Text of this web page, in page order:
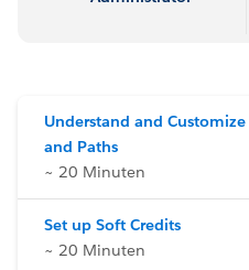
Understand and Customize
and Paths
~ 20 Minuten
Set up Soft Credits
~ 20 Minuten